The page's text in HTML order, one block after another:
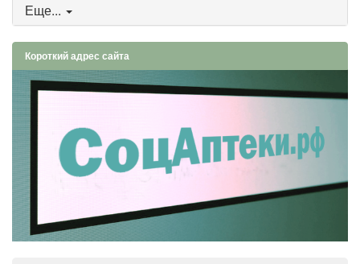
Еще...
Короткий адрес сайта